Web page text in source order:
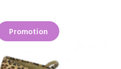
Promotion